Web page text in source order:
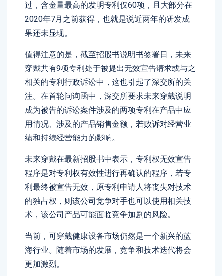
过，含金量最高的发明专利仅60项，且大部分在
2020年7月之前获得，也就是说近两年的研发成
果还未显现。
值得注意的是，截至招股书说明书签署日，未来
穿戴共有9项专利处于被提出无效宣告请求或与之
相关的专利行政诉讼中，这也引起了深交所的关
注。在首轮问询函中，深交所要求未来穿戴说明
成为被告的诉讼案件涉及的两项专利在产品中应
用情况、涉及的产品销售金额，若败诉对经营业
绩和持续经营能力的影响。
未来穿戴在最新招股书中表示，专利权无效宣告
程序是对专利权有效性进行再确认的程序，若专
利最终被宣告无效，原专利申请人将丧失对技术
的独占权，则该公司竞争对手也可以使用相关技
术，该公司产品可能面临竞争加剧的风险。
当前，可穿戴健康设备市场仍然是一个新兴的蓝
海行业。随着市场的发展，竞争和技术迭代将会
更加激烈。